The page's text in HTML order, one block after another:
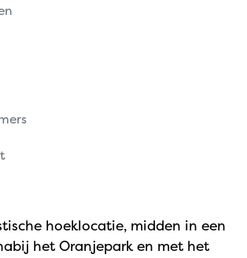
hoeklocatie, midden in een
het Oranjepark en met het